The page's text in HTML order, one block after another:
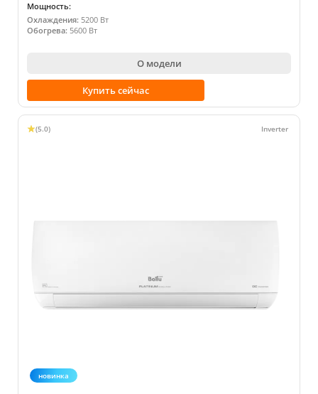
Мощность:
Охлаждения: 5200 Вт
Обогрева: 5600 Вт
О модели
Купить сейчас
(5.0)
новинка